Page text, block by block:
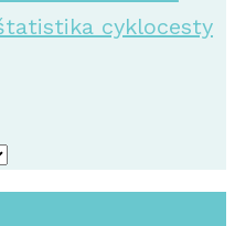
cyklocesty